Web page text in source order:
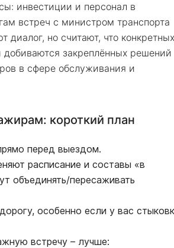
инвестиции и персонал в
встреч с министром транспорта
но считают, что конкретных
добиваются закреплённых решений
в сфере обслуживания и
короткий план
перед выездом.
расписание и составы «в
объединять/пересаживать
особенно если у вас
встречу – лучше: